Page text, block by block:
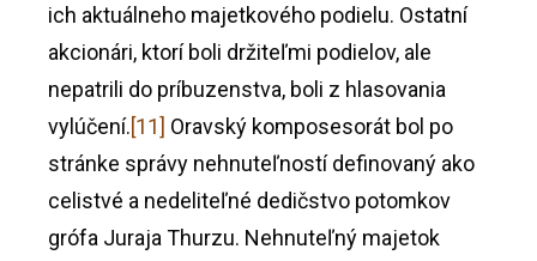
ich aktuálneho majetkového podielu. Ostatní
akcionári, ktorí boli držiteľmi podielov, ale
nepatrili do príbuzenstva, boli z hlasovania
vylúčení.[11] Oravský komposesorát bol po
stránke správy nehnuteľností definovaný ako
celistvé a nedeliteľné dedičstvo potomkov
grófa Juraja Thurzu. Nehnuteľný majetok